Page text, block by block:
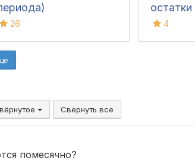
26
1С 4
Свернуть все
помесячно?